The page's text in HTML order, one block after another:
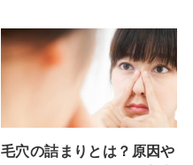
毛穴の詰まりとは？原因や